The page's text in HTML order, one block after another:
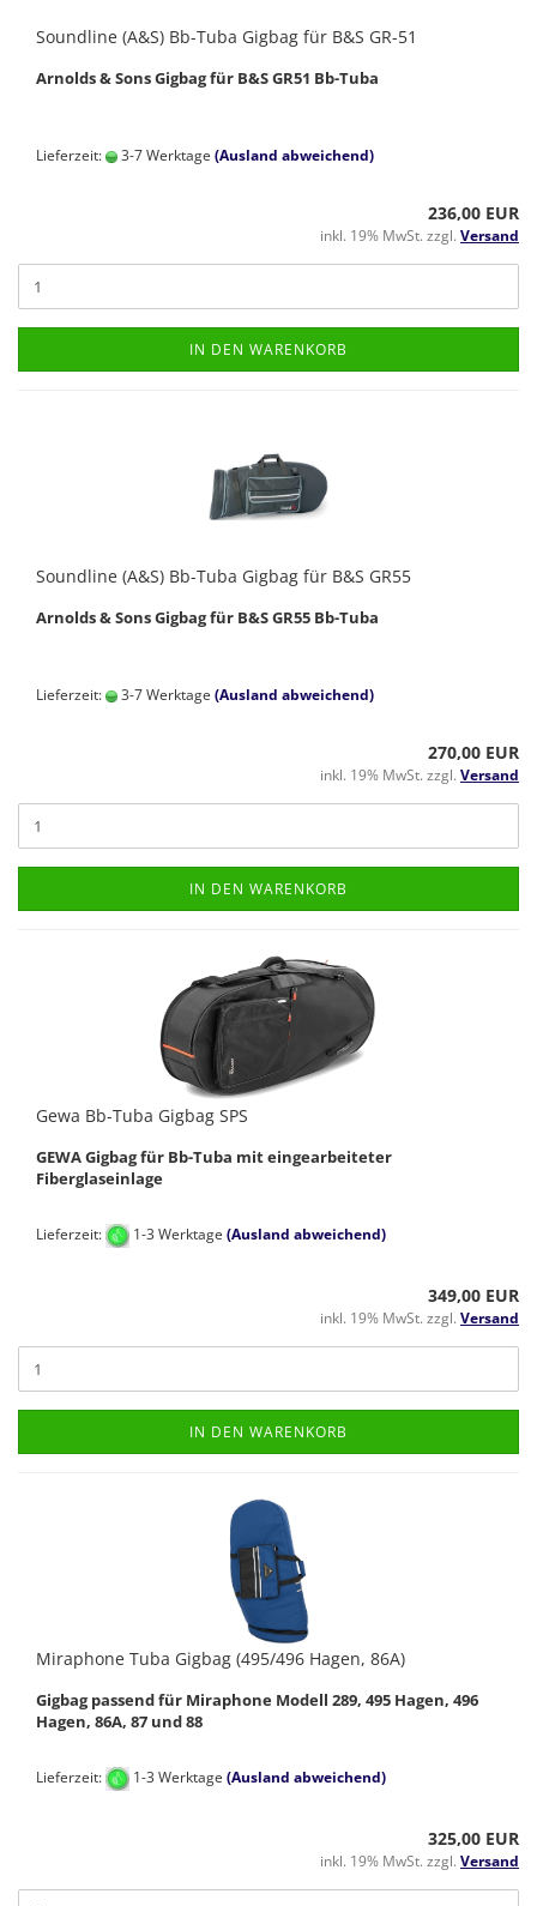
Soundline (A&S) Bb-Tuba Gigbag für B&S GR-51
Arnolds & Sons Gigbag für B&S GR51 Bb-Tuba
Lieferzeit: 3-7 Werktage (Ausland abweichend)
236,00 EUR
inkl. 19% MwSt. zzgl. Versand
IN DEN WARENKORB
Soundline (A&S) Bb-Tuba Gigbag für B&S GR55
Arnolds & Sons Gigbag für B&S GR55 Bb-Tuba
Lieferzeit: 3-7 Werktage (Ausland abweichend)
270,00 EUR
inkl. 19% MwSt. zzgl. Versand
IN DEN WARENKORB
Gewa Bb-Tuba Gigbag SPS
GEWA Gigbag für Bb-Tuba mit eingearbeiteter
Fiberglaseinlage
Lieferzeit: 1-3 Werktage (Ausland abweichend)
349,00 EUR
inkl. 19% MwSt. zzgl. Versand
IN DEN WARENKORB
Miraphone Tuba Gigbag (495/496 Hagen, 86A)
Gigbag passend für Miraphone Modell 289, 495 Hagen, 496
Hagen, 86A, 87 und 88
Lieferzeit: 1-3 Werktage (Ausland abweichend)
325,00 EUR
inkl. 19% MwSt. zzgl. Versand